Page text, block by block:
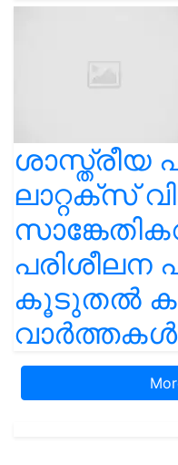
ശാസ്ത്രീയ
ലാറ്റക്സ്
പരിശീലന
കൂടുതൽ
വാർത്തകൾ